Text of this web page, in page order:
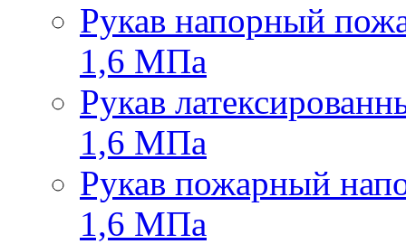
Рукав напорный
1,6 МПа
Рукав
1,6 МПа
Рукав пожарный
1,6 МПа